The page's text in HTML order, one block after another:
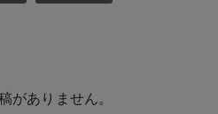
がありません。